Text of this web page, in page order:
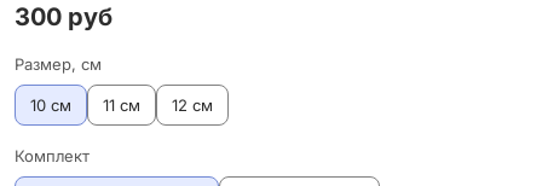
300 руб
Размер, см
10 см 11 см 12 см
Комплект